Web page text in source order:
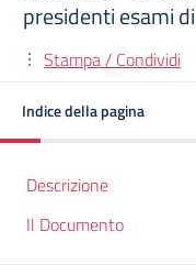
presidenti esami
Stampa / Condividi
Indice della pagina
Descrizione
Il Documento